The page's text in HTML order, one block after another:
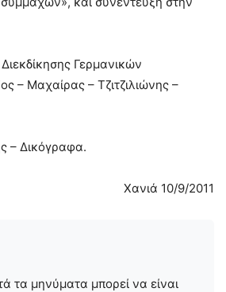
Γερμανικών
– Μαχαίρας – Τζιτζιλιώνης –
– Δικόγραφα.
Χανιά 10/9/2011
τα μηνύματα μπορεί να είναι